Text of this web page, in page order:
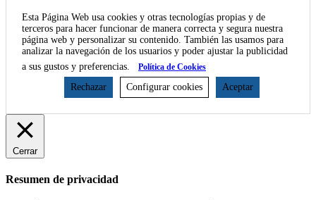
Esta Página Web usa cookies y otras tecnologías propias y de
terceros para hacer funcionar de manera correcta y segura nuestra
página web y personalizar su contenido. También las usamos para
analizar la navegación de los usuarios y poder ajustar la publicidad
a sus gustos y preferencias.
Política de Cookies
Rechazar Configurar cookies Aceptar
Cerrar
Resumen de privacidad